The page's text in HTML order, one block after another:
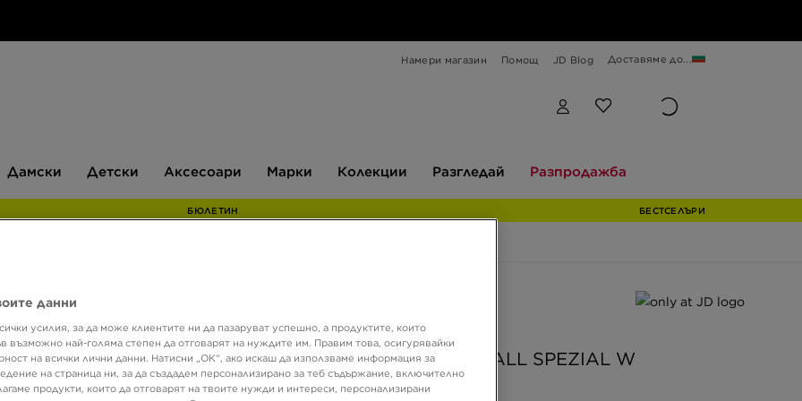
Намери магазин Помощ JD Blog Доставяме до...
Дамски Детски Аксесоари Марки Колекции Разгледай Разпродажба
БЮЛЕТИН БЕСТСЕЛЪРИ
Само в JD
ADIDAS HANDBALL SPEZIAL W
данни
усилия, за да може клиентите ни да пазаруват успешно, а продуктите, които
възможно най-голяма степен да отговарят на нуждите им. Правим това, осигурявайки
на всички лични данни. Натисни „ОК“, ако искаш да използваме информация за
на страница ни, за да създадем персонализирано за теб съдържание, включително
продукти, които да отговарят на твоите нужди и интереси, персонализирани